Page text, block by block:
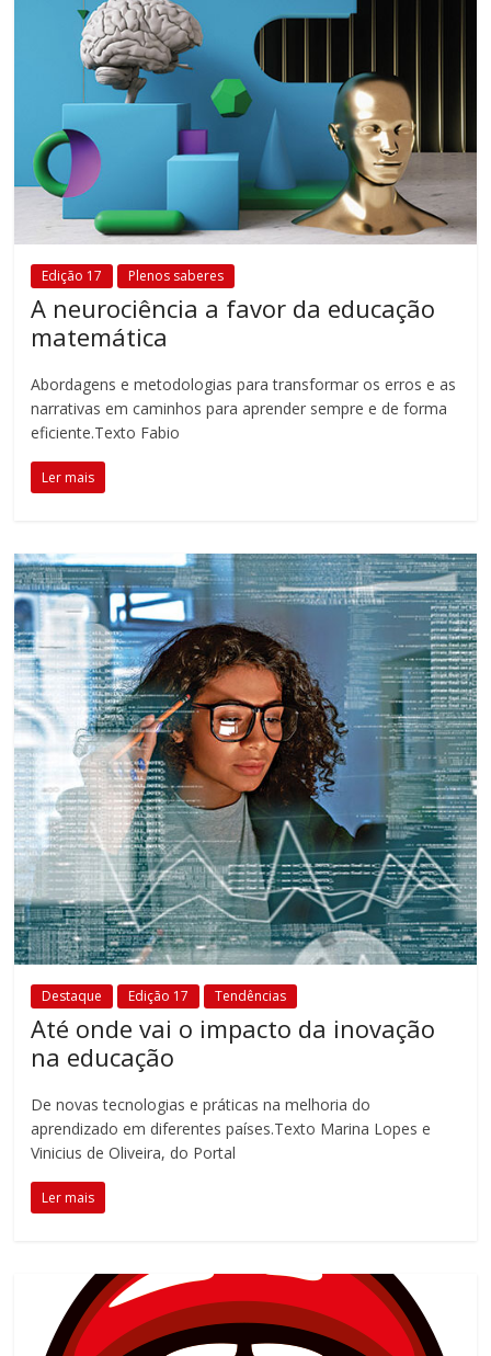
Edição 17 Plenos saberes
A neurociência a favor da educação
matemática
Abordagens e metodologias para transformar os erros e as
narrativas em caminhos para aprender sempre e de forma
eficiente.Texto Fabio
Ler mais
Destaque Edição 17 Tendências
Até onde vai o impacto da inovação
na educação
De novas tecnologias e práticas na melhoria do
aprendizado em diferentes países.Texto Marina Lopes e
Vinicius de Oliveira, do Portal
Ler mais